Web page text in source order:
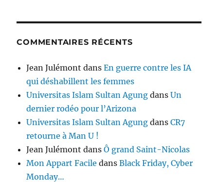
COMMENTAIRES RÉCENTS
Jean Julémont dansEn guerre contre les IA
qui déshabillent les femmes
Universitas Islam Sultan Agung dansUn
dernier rodéo pour l’Arizona
Universitas Islam Sultan Agung dansCR7
retourne à Man U !
Jean Julémont dansÔ grand Saint-Nicolas
Mon Appart Facile dansBlack Friday, Cyber
Monday…